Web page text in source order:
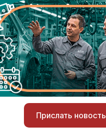
Прислать новость